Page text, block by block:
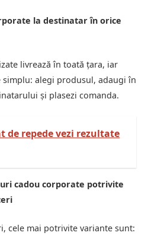
la destinatar în orice
livrează în toată țara, iar
simplu: alegi produsul, adaugi în
și plasezi comanda.
de repede vezi rezultate
cadou corporate potrivite
cele mai potrivite variante sunt: